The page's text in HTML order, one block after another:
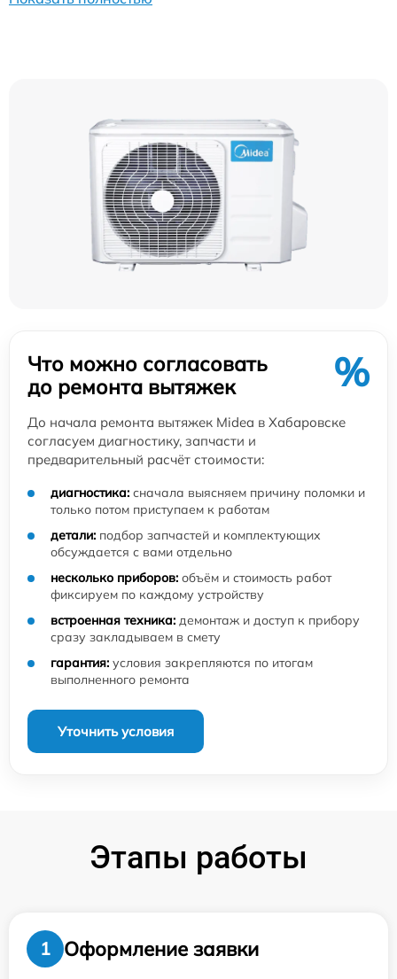
Что можно согласовать
до ремонта вытяжек
%
До начала ремонта вытяжек Midea в Хабаровске
согласуем диагностику, запчасти и
предварительный расчёт стоимости:
диагностика: сначала выясняем причину поломки и
только потом приступаем к работам
детали: подбор запчастей и комплектующих
обсуждается с вами отдельно
несколько приборов: объём и стоимость работ
фиксируем по каждому устройству
встроенная техника: демонтаж и доступ к прибору
сразу закладываем в смету
гарантия: условия закрепляются по итогам
выполненного ремонта
Уточнить условия
Этапы работы
1
Оформление заявки